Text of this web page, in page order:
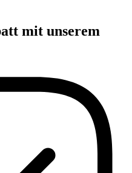
mit unserem